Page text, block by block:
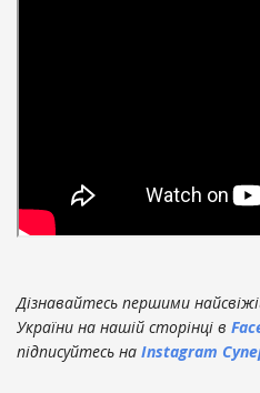
Дізнавайтесь першими
України на нашій сторінці в
підписуйтесь на Instagram